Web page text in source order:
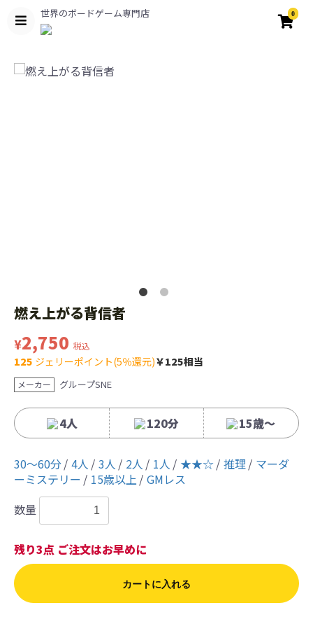
世界のボードゲーム専門店 0
燃え上がる背信者
¥2,750 税込
125 ジェリーポイント(5％還元)￥125相当
メーカー グループSNE
4人 120分 15歳〜
30〜60分 4人 3人 2人 1人 ★★☆ 推理
マーダ
ーミステリー
15歳以上
GMレス
数量
残り3点 ご注文はお早めに
カートに入れる